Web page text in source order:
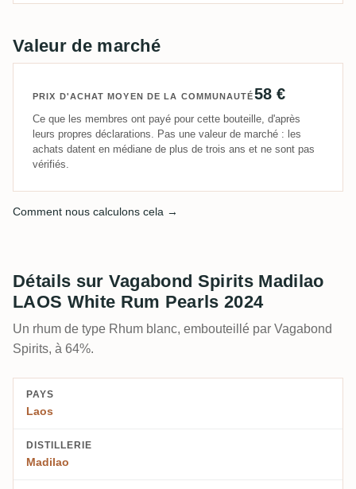
Valeur de marché
PRIX D'ACHAT MOYEN DE LA COMMUNAUTÉ58 €
Ce que les membres ont payé pour cette bouteille, d'après
leurs propres déclarations. Pas une valeur de marché : les
achats datent en médiane de plus de trois ans et ne sont pas
vérifiés.
Comment nous calculons cela →
Détails sur Vagabond Spirits Madilao
LAOS White Rum Pearls 2024
Un rhum de type Rhum blanc, embouteillé par Vagabond
Spirits, à 64%.
PAYS
Laos
DISTILLERIE
Madilao